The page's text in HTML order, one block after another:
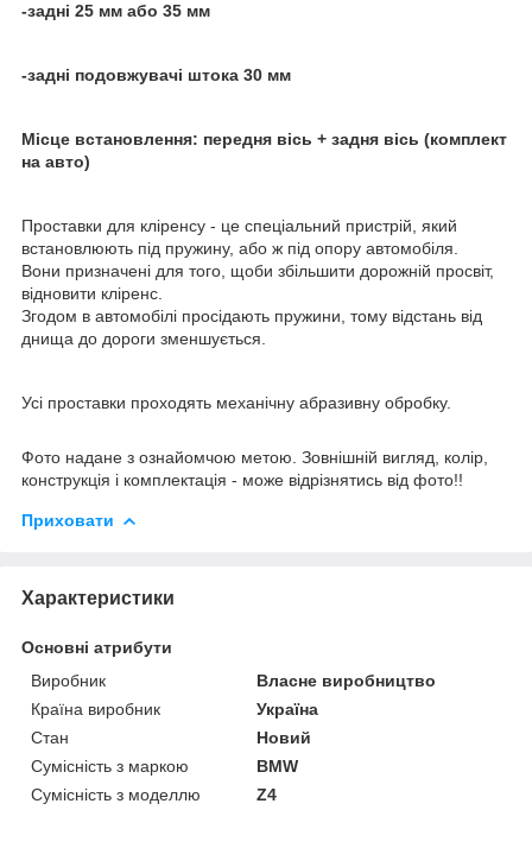
-задні 25 мм або 35 мм
-задні подовжувачі штока 30 мм
Місце встановлення: передня вісь + задня вісь (комплект
на авто)
Проставки для кліренсу - це спеціальний пристрій, який
встановлюють під пружину, або ж під опору автомобіля.
Вони призначені для того, щоби збільшити дорожній просвіт,
відновити кліренс.
Згодом в автомобілі просідають пружини, тому відстань від
днища до дороги зменшується.
Усі проставки проходять механічну абразивну обробку.
Фото надане з ознайомчою метою. Зовнішній вигляд, колір,
конструкція і комплектація - може відрізнятись від фото!!
Приховати
Характеристики
Основні атрибути
Виробник
Власне виробництво
Країна виробник
Україна
Стан
Новий
Сумісність з маркою
BMW
Сумісність з моделлю
Z4